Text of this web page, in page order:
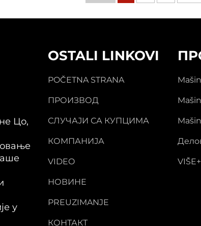
Цо,
у
OSTALI LINKOVI
POČETNA STRANA
ПРОИЗВОД
СЛУЧАЈИ СА КУПЦИМА
КОМПАНИЈА
VIDEO
НОВИНЕ
PREUZIMANJE
КОНТАКТ
VIŠE+